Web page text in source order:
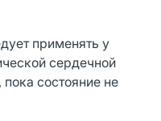
применять у
сердечной
состояние не